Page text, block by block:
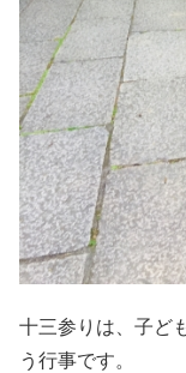
十三参りは、子ど
う行事です。